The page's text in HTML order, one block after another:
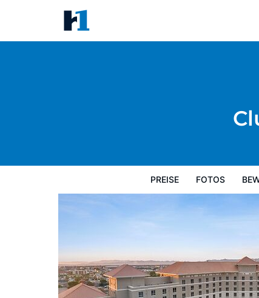
PREISE FOTOS